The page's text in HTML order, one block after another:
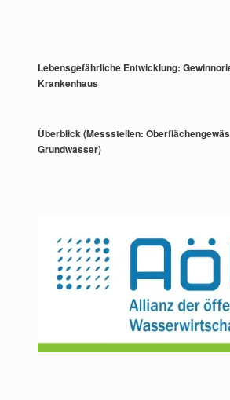
Lebensgefährliche Entwicklung:
Krankenhaus
Überblick (Messstellen:
Grundwasser)